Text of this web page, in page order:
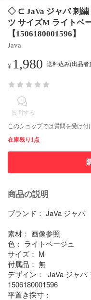
◇ ⊂ JaVa ジャバ 刺繍
ツ サイズM ライトベ
【1506180001596】
Java
¥ 1,980 送料込み(出品者
質問する
このショップでは質問を受け付
在庫残り1点
商品の説明
ブランド： JaVa ジャバ
素材： 画像参照
色： ライトベージュ
サイズ： M
付属品： 無
デザイン：  JaVa ジャ
1506180001596
平置き採寸：